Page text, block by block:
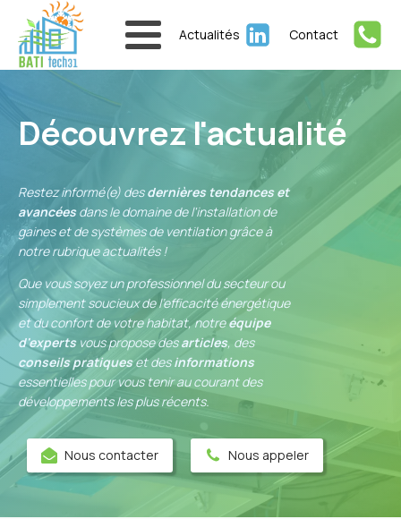
Actualités Contact
Découvrez l'actualité
Restez informé(e) desdernières tendances et
avancéesdans le domaine de l'installation de
gaines et de systèmes de ventilation grâce à
notre rubrique actualités !
Que vous soyez un professionnel du secteur ou
simplement soucieux de l'efficacité énergétique
et du confort de votre habitat, notreéquipe
d'expertsvous propose desarticles, des
conseils pratiqueset desinformations
essentielles pour vous tenir au courant des
développements les plus récents.
Nous contacter Nous appeler